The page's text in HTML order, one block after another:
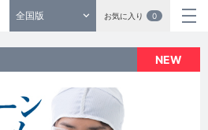
全国版 お気に入り 0
NEW